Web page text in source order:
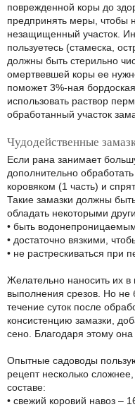
поврежденной коры до
предпринять меры, чтобы
незащищенный участок.
пользуетесь (стамеска,
должны быть стерильно
омертвевшей коры ее
поможет 3%-ная
использовать раствор
обработанный участок
Чудодейственные
Если рана занимает
дополнительно
коровяком (1 часть) и
Такие замазки должны
обладать некоторыми
• быть
• достаточно вязкими,
• не растрескиваться при
Желательно наносить их
выполнения срезов. Но не
течение суток после
консистенцию замазки,
сено. Благодаря этому
Опытные садоводы
рецепт несколько
составе:
• свежий коровий навоз –